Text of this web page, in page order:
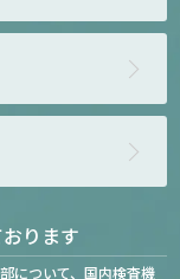
ります
について、国内検査機